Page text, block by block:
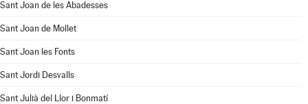
Sant Joan de les Abadesses
Sant Joan de Mollet
Sant Joan les Fonts
Sant Jordi Desvalls
Sant Julià del Llor i Bonmatí